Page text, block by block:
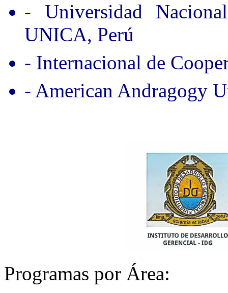
- Universidad
UNICA, Perú
- Internacional de
- American Andragogy
Programas por Área: